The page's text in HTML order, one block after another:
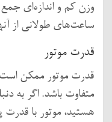
وزن کم و اندازه‌ای جمع
ساعت‌های طولانی از
قدرت موتور
قدرت موتور ممکن است
متفاوت باشد. اگر به
هستید، موتور با قدرت